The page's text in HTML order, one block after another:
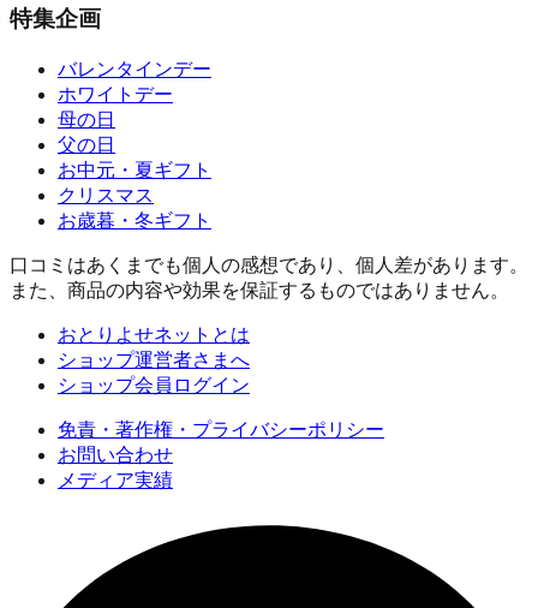
特集企画
バレンタインデー
ホワイトデー
母の日
父の日
お中元・夏ギフト
クリスマス
お歳暮・冬ギフト
口コミはあくまでも個人の感想であり、個人差があります。
また、商品の内容や効果を保証するものではありません。
おとりよせネットとは
ショップ運営者さまへ
ショップ会員ログイン
免責・著作権・プライバシーポリシー
お問い合わせ
メディア実績